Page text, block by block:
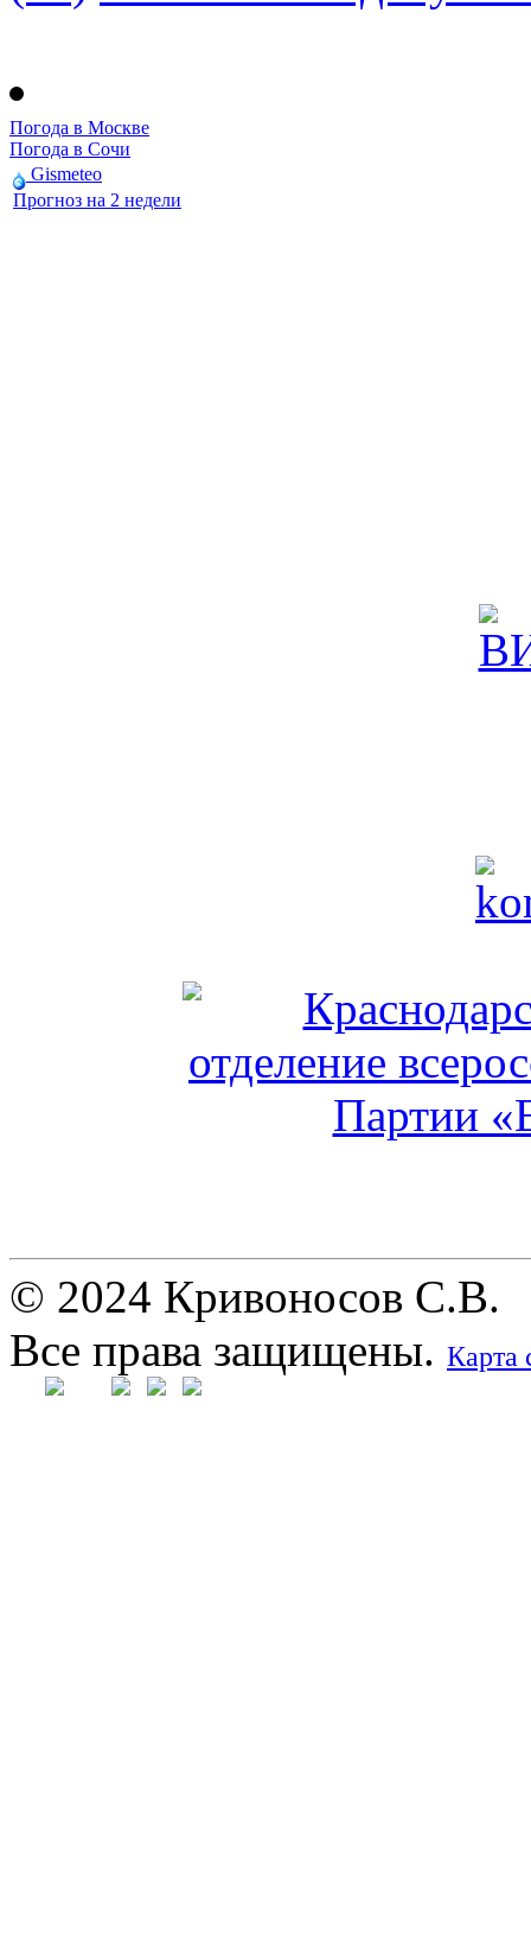
Погода в Москве
Погода в Сочи
Gismeteo
Прогноз на 2 недели
© 2024 Кривоносов С.В.
Все права защищены. Карта